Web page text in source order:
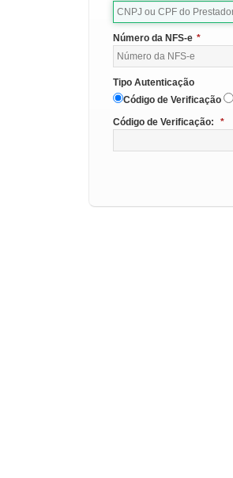
Número da NFS-e *
Tipo Autenticação
Código de Verificação
Código de Verificação:
*